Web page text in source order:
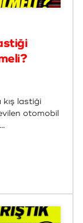
lastiği
otomobil